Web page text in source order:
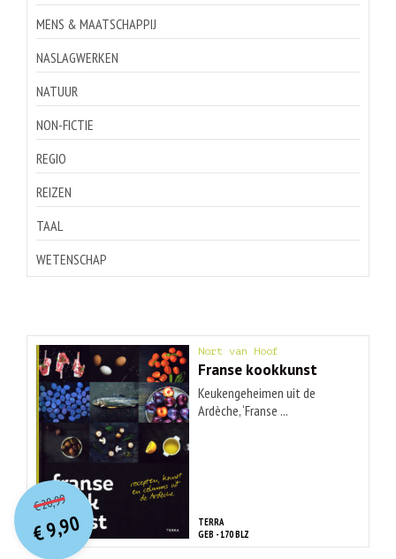
MENS & MAATSCHAPPIJ
NASLAGWERKEN
NATUUR
NON-FICTIE
REGIO
REIZEN
TAAL
WETENSCHAP
Nort van Hoof
Franse kookkunst
Keukengeheimen uit de
Ardèche, ‘Franse ...
TERRA
GEB - 170 BLZ
€20,99O
orspr
onkelijke
prijs
was:
€ 20,99.
€9,90
Huidige
prijs
is:
€ 9,90.